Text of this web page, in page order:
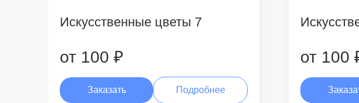
Искусственные цветы 7
от 100 ₽
Заказать Подробнее
от 100